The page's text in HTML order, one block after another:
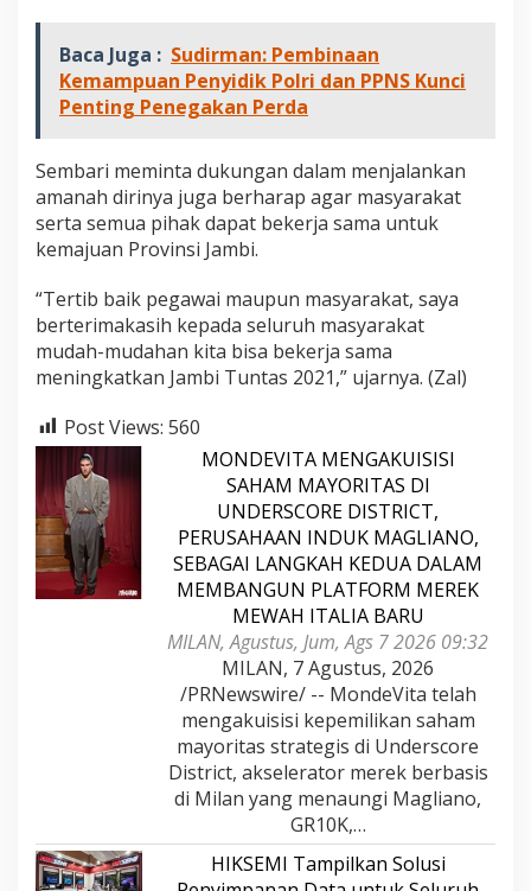
Baca Juga : Sudirman: Pembinaan
Kemampuan Penyidik Polri dan PPNS Kunci
Penting Penegakan Perda
Sembari meminta dukungan dalam menjalankan
amanah dirinya juga berharap agar masyarakat
serta semua pihak dapat bekerja sama untuk
kemajuan Provinsi Jambi.
“Tertib baik pegawai maupun masyarakat, saya
berterimakasih kepada seluruh masyarakat
mudah-mudahan kita bisa bekerja sama
meningkatkan Jambi Tuntas 2021,” ujarnya. (Zal)
Post Views: 560
MONDEVITA MENGAKUISISI
SAHAM MAYORITAS DI
UNDERSCORE DISTRICT,
PERUSAHAAN INDUK MAGLIANO,
SEBAGAI LANGKAH KEDUA DALAM
MEMBANGUN PLATFORM MEREK
MEWAH ITALIA BARU
MILAN, Agustus, Jum, Ags 7 2026 09:32
MILAN, 7 Agustus, 2026
/PRNewswire/ -- MondeVita telah
mengakuisisi kepemilikan saham
mayoritas strategis di Underscore
District, akselerator merek berbasis
di Milan yang menaungi Magliano,
GR10K,…
HIKSEMI Tampilkan Solusi